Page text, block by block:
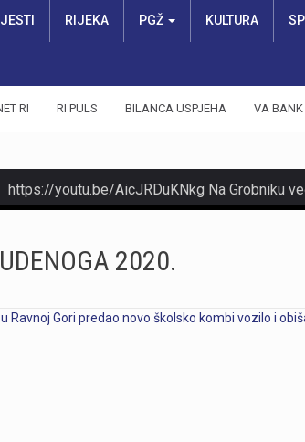
RIJEKA PGŽ KULTURA
RI RI PULS BILANCA USPJEHA VA BANK
https://youtu.be/Ms7A82drFtA
2020.